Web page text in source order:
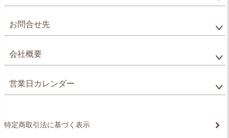
お問合せ先
会社概要
営業日カレンダー
特定商取引法に基づく表示